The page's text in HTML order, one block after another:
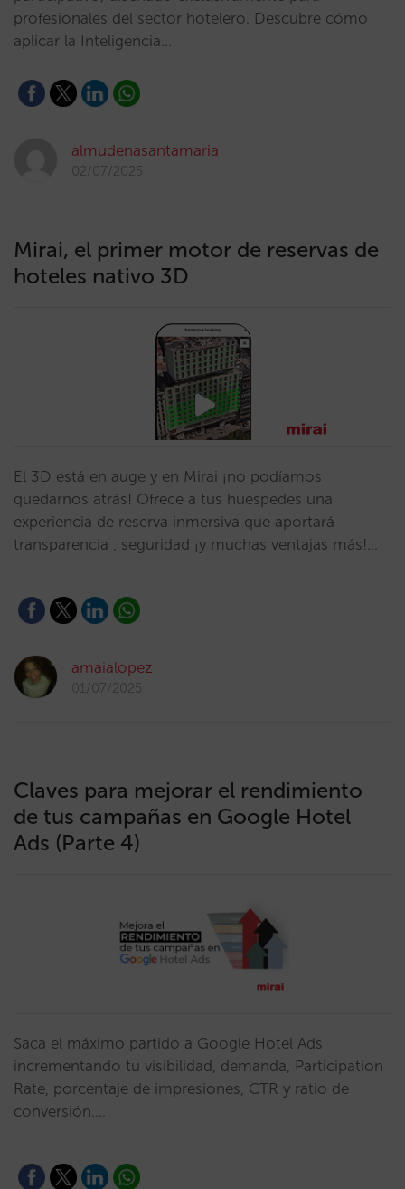
profesionales del sector hotelero. Descubre cómo
aplicar la Inteligencia…
almudenasantamaria
02/07/2025
Mirai, el primer motor de reservas de
hoteles nativo 3D
El 3D está en auge y en Mirai ¡no podíamos
quedarnos atrás! Ofrece a tus huéspedes una
experiencia de reserva inmersiva que aportará
transparencia , seguridad ¡y muchas ventajas más!…
amaialopez
01/07/2025
Claves para mejorar el rendimiento
de tus campañas en Google Hotel
Ads (Parte 4)
Saca el máximo partido a Google Hotel Ads
incrementando tu visibilidad, demanda, Participation
Rate, porcentaje de impresiones, CTR y ratio de
conversión.…